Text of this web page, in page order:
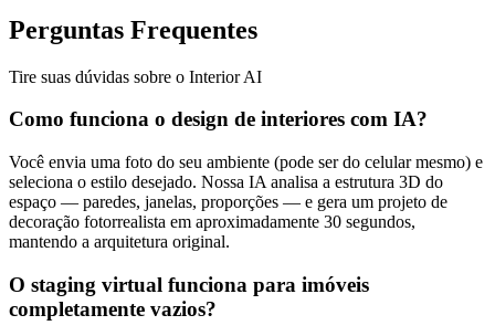
Perguntas Frequentes
Tire suas dúvidas sobre o Interior AI
Como funciona o design de interiores com IA?
Você envia uma foto do seu ambiente (pode ser do celular mesmo) e
seleciona o estilo desejado. Nossa IA analisa a estrutura 3D do
espaço — paredes, janelas, proporções — e gera um projeto de
decoração fotorrealista em aproximadamente 30 segundos,
mantendo a arquitetura original.
O staging virtual funciona para imóveis
completamente vazios?